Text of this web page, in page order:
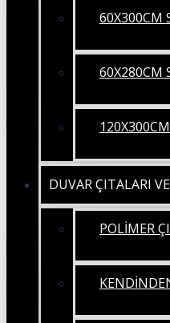
60X300CM
60X280CM
DUVAR ÇITALARI
POLİMER